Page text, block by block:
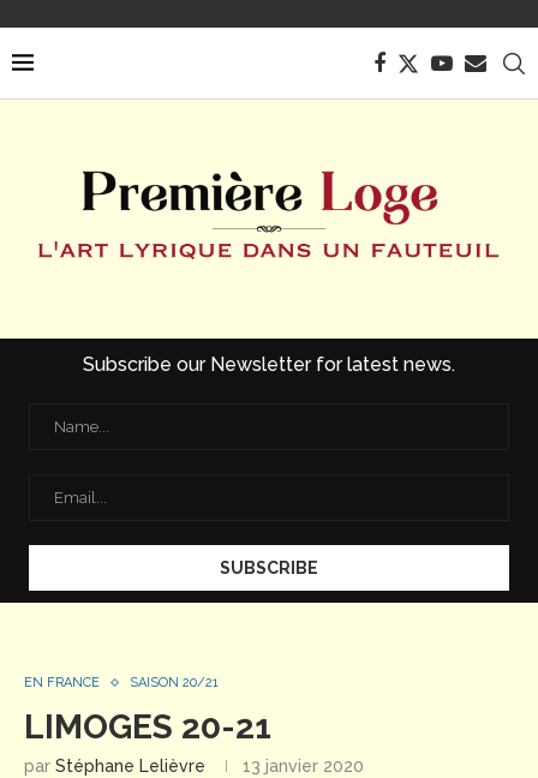
Subscribe our Newsletter for latest news.
EN FRANCE SAISON 20/21
LIMOGES 20-21
par Stéphane Lelièvre 13 janvier 2020